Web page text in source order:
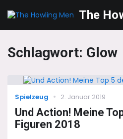
The
Schlagwort: Glow
Categories
Spielzeug
Posted
2. Januar 2019
Und Action! Meine
Figuren 2018